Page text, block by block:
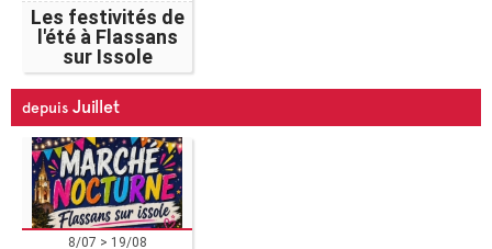
Les festivités de
l'été à Flassans
sur Issole
depuis Juillet
8/07 > 19/08